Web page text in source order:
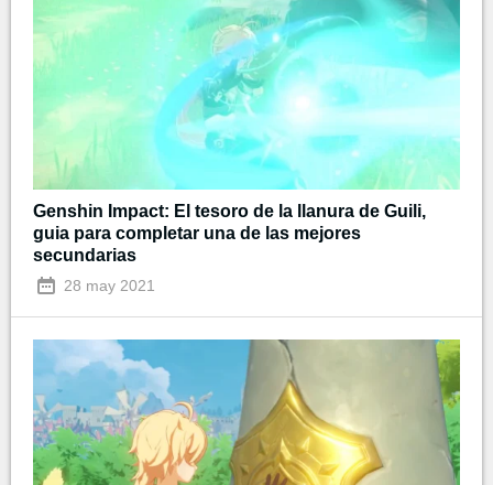
Genshin Impact: El tesoro de la llanura de Guili,
guia para completar una de las mejores
secundarias
28 may 2021